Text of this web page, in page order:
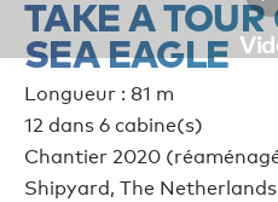
TAKE A
SEA EAGLE
Longueur : 81 m
12 dans 6 cabine(s)
Chantier 2020
Shipyard, The Netherlands